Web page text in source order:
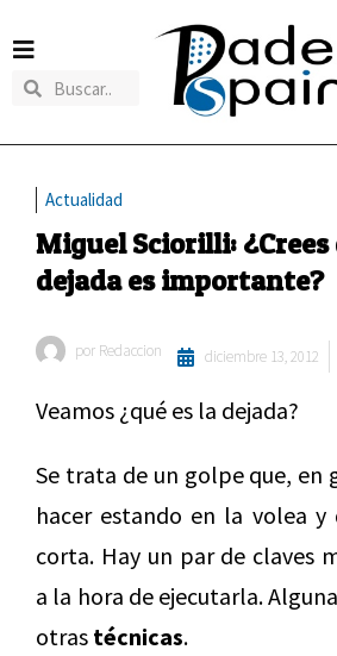
Actualidad
Miguel Sciorilli: ¿Crees
dejada es importante?
por Redaccion diciembre 13, 2012
Veamos ¿qué es la dejada?
Se trata de un golpe que, en
hacer estando en la volea
corta. Hay un par de claves
a la hora de ejecutarla.
otras técnicas.